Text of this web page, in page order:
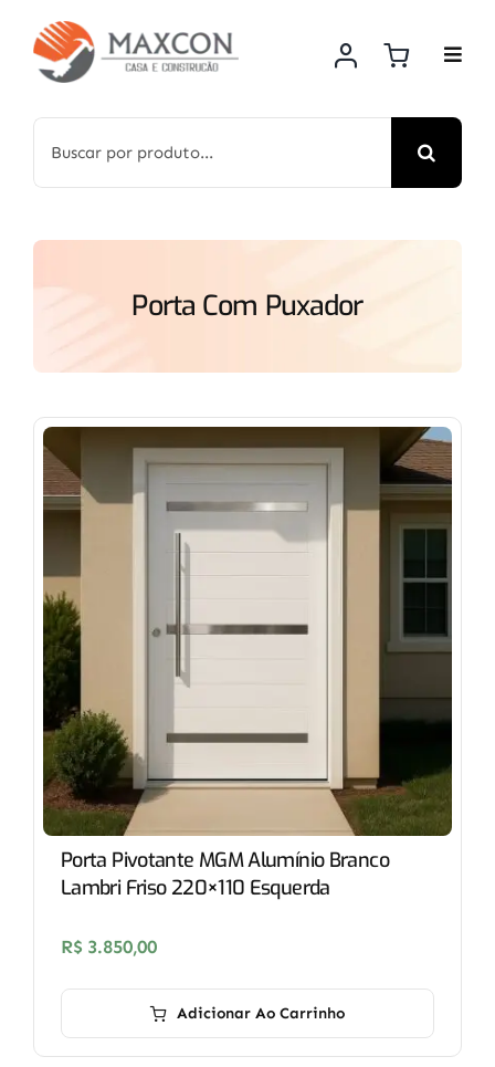
content
for:
Porta Com Puxador
Porta Pivotante MGM Alumínio Branco
Lambri Friso 220×110 Esquerda
R$ 3.850,00
Adicionar Ao Carrinho